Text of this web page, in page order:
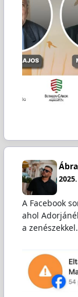
A Facebook
ahol
a zenészekkel.